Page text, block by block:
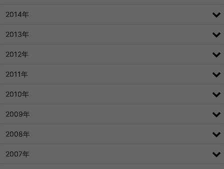
2014年
2013年
2012年
2011年
2010年
2009年
2008年
2007年